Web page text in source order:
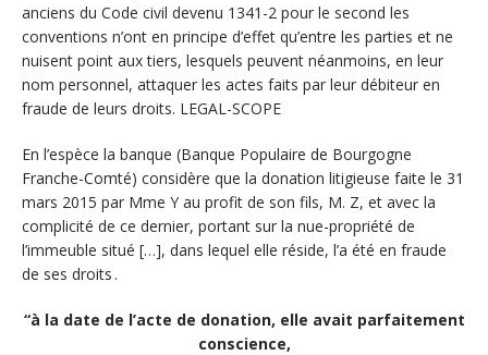
anciens du Code civil devenu 1341-2 pour le second les
conventions n’ont en principe d’effet qu’entre les parties et ne
nuisent point aux tiers, lesquels peuvent néanmoins, en leur
nom personnel, attaquer les actes faits par leur débiteur en
fraude de leurs droits. LEGAL-SCOPE
En l’espèce la banque (Banque Populaire de Bourgogne
Franche-Comté) considère que la donation litigieuse faite le 31
mars 2015 par Mme Y au profit de son fils, M. Z, et avec la
complicité de ce dernier, portant sur la nue-propriété de
l’immeuble situé […], dans lequel elle réside, l’a été en fraude
de ses droits .
“à la date de l’acte de donation, elle avait parfaitement
conscience,